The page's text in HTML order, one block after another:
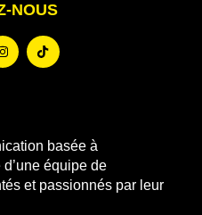
NOUS
basée à
équipe de
et passionnés par leur